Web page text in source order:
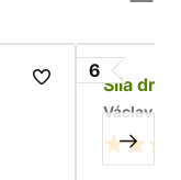
6
Síla
Václav